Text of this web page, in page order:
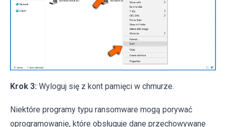
Krok 3: Wyloguj się z kont pamięci w chmurze.
Niektóre programy typu ransomware mogą porywać
oprogramowanie, które obsługuje dane przechowywane